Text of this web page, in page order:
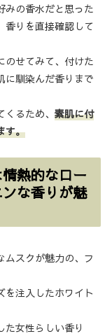
みの香水だと思った
香りを直接確認して
のせてみて、付けた
に馴染んだ香りまで
るため、 素肌に付
す。
熱的なロー
な香りが魅
ムスクが魅力の、フ
を注入したホワイト
女性らしい香り